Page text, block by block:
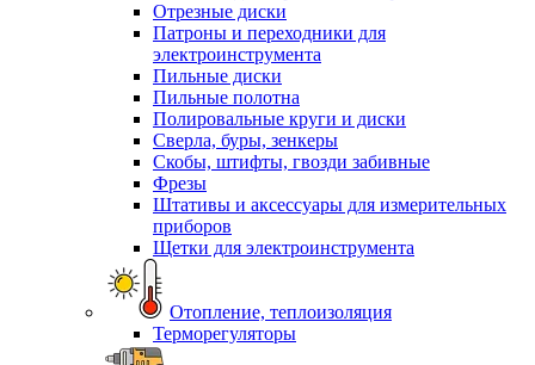
Отрезные диски
Патроны и переходники для
электроинструмента
Пильные диски
Пильные полотна
Полировальные круги и диски
Сверла, буры, зенкеры
Скобы, штифты, гвозди забивные
Фрезы
Штативы и аксессуары для измерительных
приборов
Щетки для электроинструмента
Отопление, теплоизоляция
Терморегуляторы